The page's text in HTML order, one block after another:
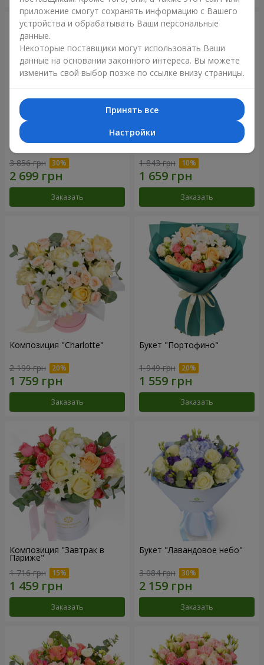
Цветы в коробке "Барокко"
3 856 грн
Заказать
Букет "Розовый вкус
1 843 грн
Заказать
Композиция "Charlotte"
2 199 грн
Заказать
Букет "Портофино"
1 949 грн
Заказать
Композиция "Завтрак в
Париже"
1 716 грн
Заказать
Букет "Лавандовое небо"
3 084 грн
Заказать
приложение смогут сохранять информацию с Вашего
устройства и обрабатывать Ваши персональные
данные.
Некоторые поставщики могут использовать Ваши
данные на основании законного интереса. Вы можете
изменить свой выбор позже по ссылке внизу страницы.
Принять все
Настройки